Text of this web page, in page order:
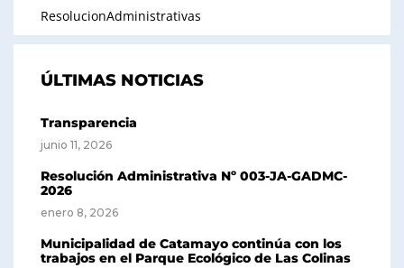
ResolucionAdministrativas
ÚLTIMAS NOTICIAS
Transparencia
junio 11, 2026
Resolución Administrativa Nº 003-JA-GADMC-
2026
enero 8, 2026
Municipalidad de Catamayo continúa con los
trabajos en el Parque Ecológico de Las Colinas